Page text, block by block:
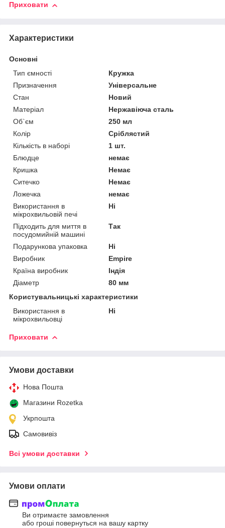
Приховати
Характеристики
Основні
Тип ємності
Кружка
Призначення
Універсальне
Стан
Новий
Матеріал
Нержавіюча сталь
Об`єм
250 мл
Колір
Сріблястий
Кількість в наборі
1 шт.
Блюдце
немає
Кришка
Немає
Ситечко
Немає
Ложечка
немає
Використання в
мікрохвильовій печі
Ні
Підходить для миття в
посудомийній машині
Так
Подарункова упаковка
Ні
Виробник
Empire
Країна виробник
Індія
Діаметр
80 мм
Користувальницькі характеристики
Використання в
мікрохвильовці
Ні
Приховати
Умови доставки
Нова Пошта
Магазини Rozetka
Укрпошта
Самовивіз
Всі умови доставки
Умови оплати
Ви отримаєте замовлення
або гроші повернуться на вашу картку